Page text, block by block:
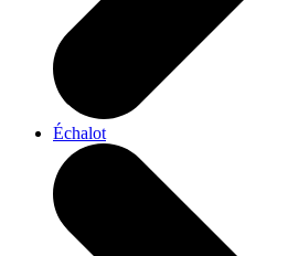
Échalot